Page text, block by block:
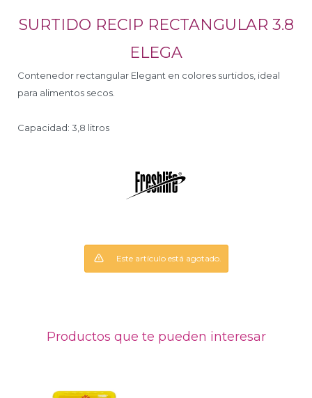
SURTIDO RECIP RECTANGULAR 3.8
ELEGA
Contenedor rectangular Elegant en colores surtidos, ideal
para alimentos secos.
Capacidad: 3,8 litros
Este artículo está agotado.
Productos que te pueden interesar